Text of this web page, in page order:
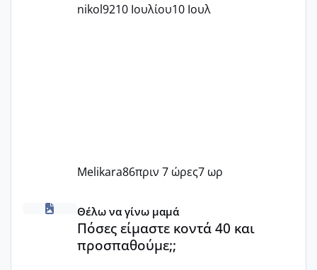
nikol9210 Ιουλίου10 Ιουλ
Melikara86πριν 7 ώρες7 ωρ
Πόσες είμαστε κοντά 40 και προσπαθούμε;;
Θέλω να γίνω μαμά
Πόσες είμαστε κοντά 40 και
προσπαθούμε;;